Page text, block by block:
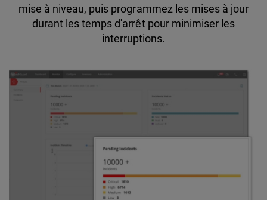
mise à niveau, puis programmez les mises à jour
durant les temps d'arrêt pour minimiser les
interruptions.